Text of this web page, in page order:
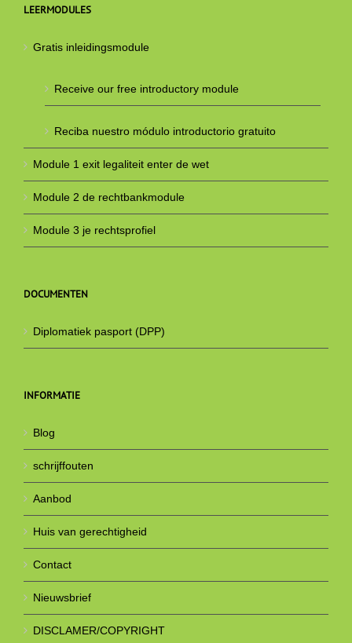
LEERMODULES
Gratis inleidingsmodule
Receive our free introductory module
Reciba nuestro módulo introductorio gratuito
Module 1 exit legaliteit enter de wet
Module 2 de rechtbankmodule
Module 3 je rechtsprofiel
DOCUMENTEN
Diplomatiek pasport (DPP)
INFORMATIE
Blog
schrijffouten
Aanbod
Huis van gerechtigheid
Contact
Nieuwsbrief
DISCLAMER/COPYRIGHT